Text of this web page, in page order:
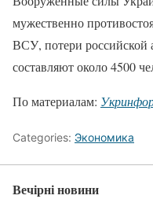
мужественно
ВСУ, потери российской
составляют около 4500
По материалам:
Categories: Экономика
Вечірні новини